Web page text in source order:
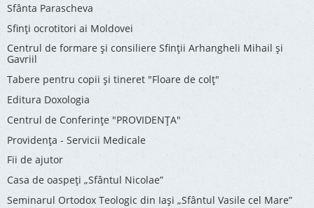
Sfânta Parascheva
Sfinți ocrotitori ai Moldovei
Centrul de formare și consiliere Sfinții Arhangheli Mihail și
Gavriil
Tabere pentru copii şi tineret "Floare de colţ"
Editura Doxologia
Centrul de Conferinţe "PROVIDENŢA"
Providenţa - Servicii Medicale
Fii de ajutor
Casa de oaspeți „Sfântul Nicolae”
Seminarul Ortodox Teologic din Iași „Sfântul Vasile cel Mare”